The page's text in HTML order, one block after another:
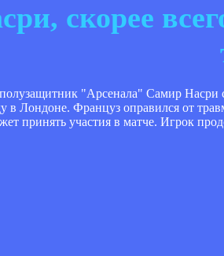
скорее
"Арсенала" Самир Насри
в Лондоне. Француз оправился от
принять участия в матче. Игрок